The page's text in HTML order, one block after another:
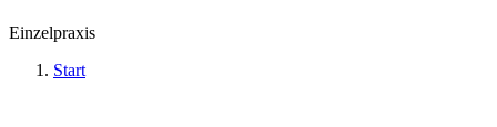
Einzelpraxis
Start